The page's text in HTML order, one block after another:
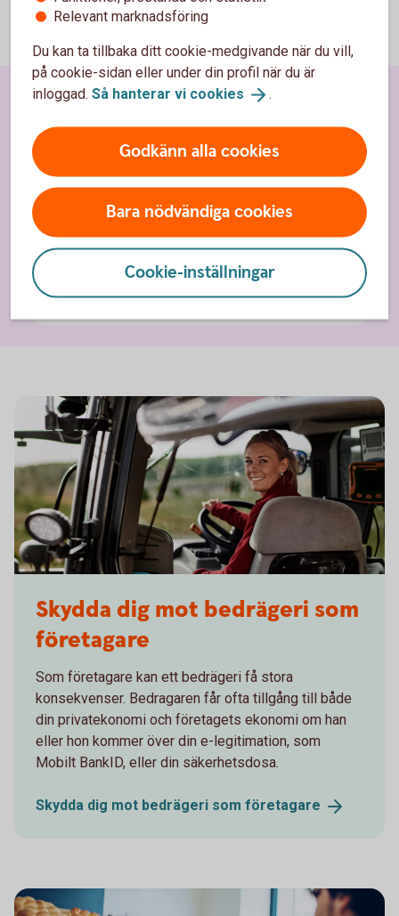
Snabbvägar
Betala och ta betalt
Pension och försäkring
Spara och placera
Skydda dig mot bedrägeri som
företagare
Som företagare kan ett bedrägeri få stora
konsekvenser. Bedragaren får ofta tillgång till både
din privatekonomi och företagets ekonomi om han
eller hon kommer över din e-legitimation, som
Mobilt BankID, eller din säkerhetsdosa.
Skydda dig mot bedrägeri som företagare
Relevant marknadsföring
Du kan ta tillbaka ditt cookie-medgivande när du vill,
på cookie-sidan eller under din profil när du är
inloggad. Så hanterar vi cookies .
Godkänn alla cookies
Bara nödvändiga cookies
Cookie-inställningar